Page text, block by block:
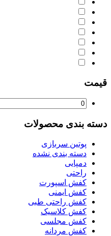
قیمت
دسته‌ بندی محصولات
پوتین سربازی
دسته بندی نشده
دمپایی
راحتی
کفش اسپورت
کفش ایمنی
کفش راحتی طبی
کفش کلاسیک
کفش مجلسی
کفش مردانه